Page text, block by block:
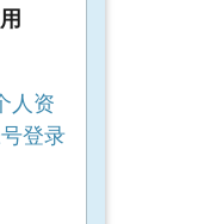
人资
登录